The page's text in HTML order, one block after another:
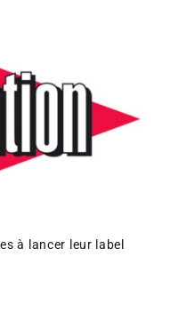
à lancer leur label